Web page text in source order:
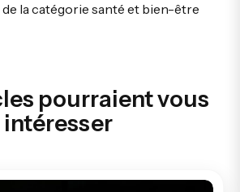
de la catégorie santé et bien-être
pourraient vous
intéresser